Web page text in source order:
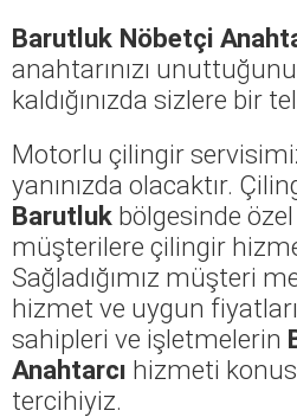
Barutluk Nöbetçi
anahtarınızı
kaldığınızda sizlere bir
Motorlu çilingir
yanınızda olacaktır.
Barutluk bölgesinde
müşterilere çilingir
Sağladığımız müşteri
hizmet ve uygun
sahipleri ve işletmelerin
Anahtarcı hizmeti
tercihiyiz.